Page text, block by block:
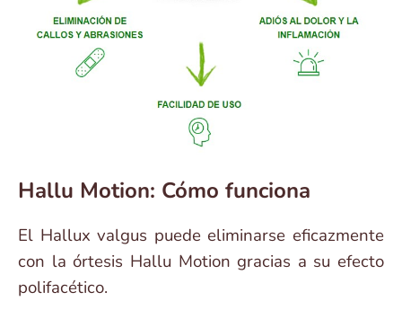
Hallu Motion: Cómo funciona
El Hallux valgus puede eliminarse eficazmente
con la órtesis Hallu Motion gracias a su efecto
polifacético.